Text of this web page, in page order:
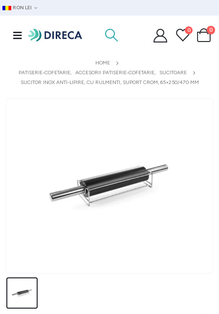
RON LEI
0 0
HOME
PATISERIE-COFETARIE, ACCESORII PATISERIE-COFETARIE,
SUCITOARE
SUCITOR INOX ANTI-LIPIRE, CU RULMENTI, SUPORT CROM, 65×250/470 MM